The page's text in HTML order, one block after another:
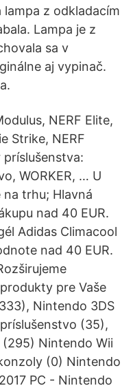
z odkladacím
Lampa je z
sa v
aj vypinač.
NERF Elite,
Strike, NERF
príslušenstva:
WORKER, … U
trhu; Hlavná
nad 40 EUR.
Adidas Climacool
nad 40 EUR.
pre Vaše
Nintendo 3DS
(35),
Nintendo Wii
(0) Nintendo
PC - Nintendo